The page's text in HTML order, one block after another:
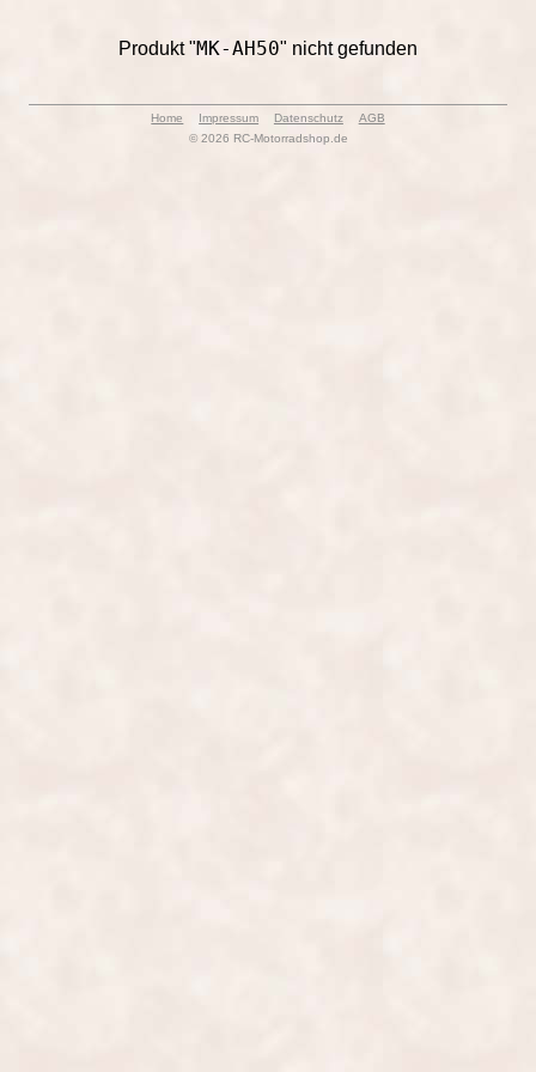
Produkt "MK-AH50" nicht gefunden
Home Impressum Datenschutz
AGB
© 2026 RC-Motorradshop.de